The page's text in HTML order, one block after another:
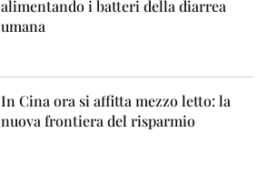
alimentando i batteri della diarrea
umana
In Cina ora si affitta mezzo letto: la
nuova frontiera del risparmio